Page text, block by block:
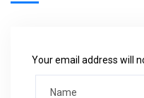
Your email address will